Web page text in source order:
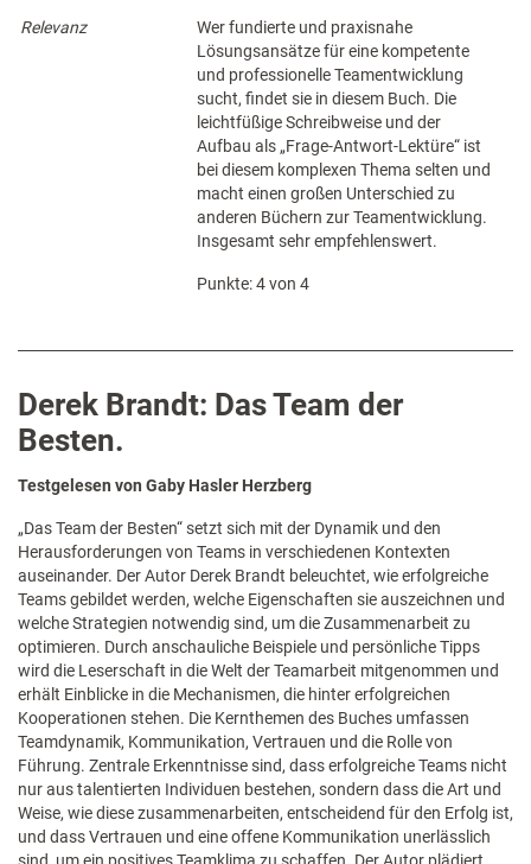
Relevanz
Wer fundierte und praxisnahe
Lösungsansätze für eine kompetente
und professionelle Teamentwicklung
sucht, findet sie in diesem Buch. Die
leichtfüßige Schreibweise und der
Aufbau als „Frage-Antwort-Lektüre“ ist
bei diesem komplexen Thema selten und
macht einen großen Unterschied zu
anderen Büchern zur Teamentwicklung.
Insgesamt sehr empfehlenswert.
Punkte: 4 von 4
Derek Brandt: Das Team der
Besten.
Testgelesen von Gaby Hasler Herzberg
„Das Team der Besten“ setzt sich mit der Dynamik und den
Herausforderungen von Teams in verschiedenen Kontexten
auseinander. Der Autor Derek Brandt beleuchtet, wie erfolgreiche
Teams gebildet werden, welche Eigenschaften sie auszeichnen und
welche Strategien notwendig sind, um die Zusammenarbeit zu
optimieren. Durch anschauliche Beispiele und persönliche Tipps
wird die Leserschaft in die Welt der Teamarbeit mitgenommen und
erhält Einblicke in die Mechanismen, die hinter erfolgreichen
Kooperationen stehen. Die Kernthemen des Buches umfassen
Teamdynamik, Kommunikation, Vertrauen und die Rolle von
Führung. Zentrale Erkenntnisse sind, dass erfolgreiche Teams nicht
nur aus talentierten Individuen bestehen, sondern dass die Art und
Weise, wie diese zusammenarbeiten, entscheidend für den Erfolg ist,
und dass Vertrauen und eine offene Kommunikation unerlässlich